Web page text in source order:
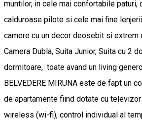
muntilor, in cele mai confortabile paturi,
calduroase pilote si cele mai fine
camere cu un decor deosebit si extrem
Camera Dubla, Suita Junior, Suita cu 2
dormitoare, toate avand un living
BELVEDERE MIRUNA este de fapt un
de apartamente fiind dotate cu
wireless (wi-fi), control individual al